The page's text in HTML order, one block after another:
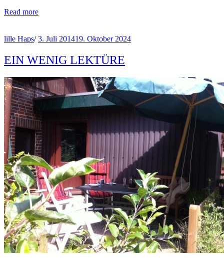
Read more
lille Haps/ 3. Juli 201419. Oktober 2024
EIN WENIG LEKTÜRE